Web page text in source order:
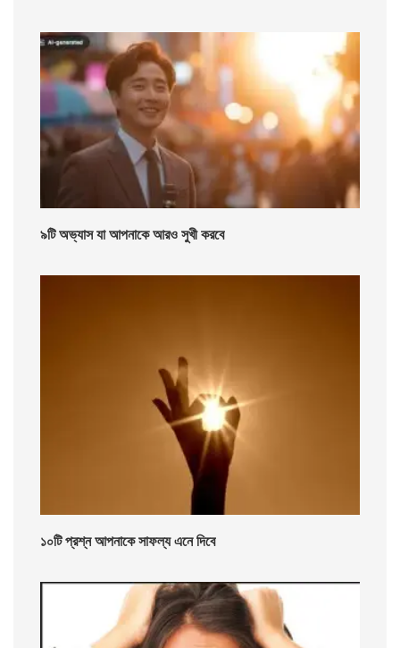
৯টি অভ্যাস যা আপনাকে আরও সুখী করবে
১০টি প্রশ্ন আপনাকে সাফল্য এনে দিবে